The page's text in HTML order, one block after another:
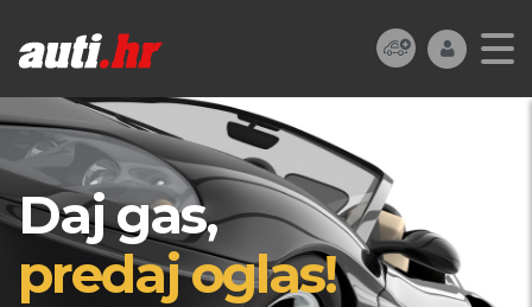
Daj gas,
predaj oglas!